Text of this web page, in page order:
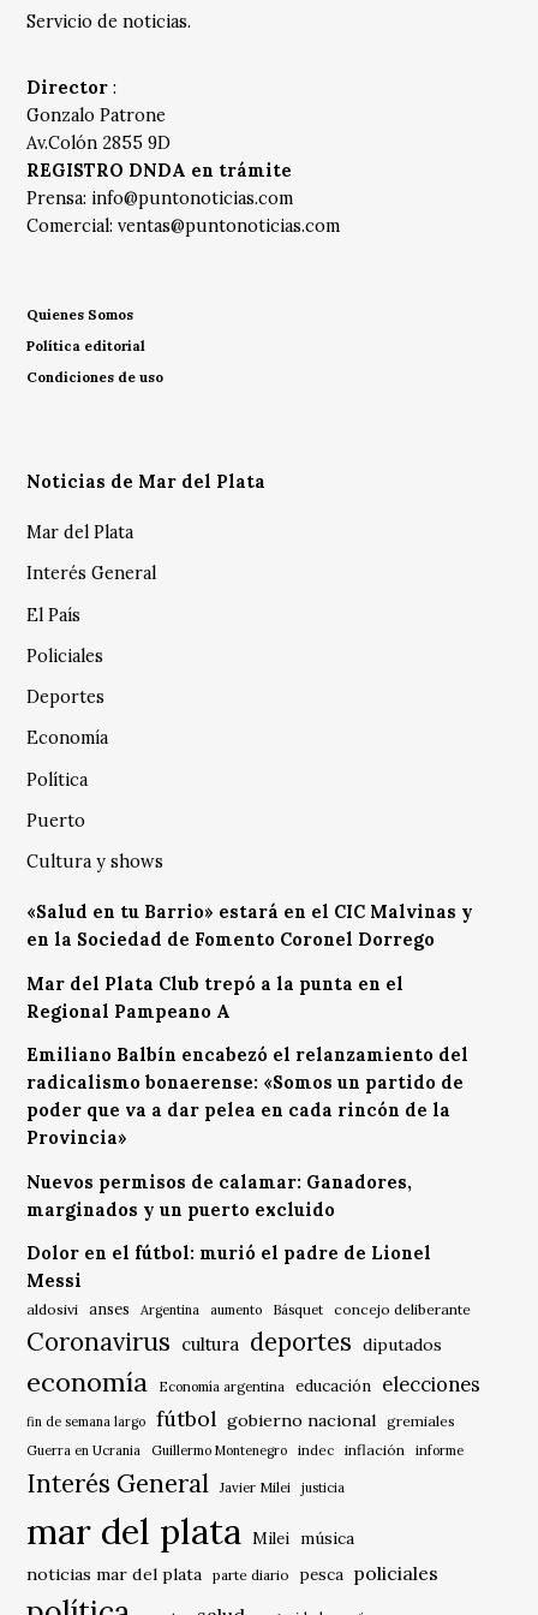
Servicio de noticias.
Director :
Gonzalo Patrone
Av.Colón 2855 9D
REGISTRO DNDA en trámite
Prensa: info@puntonoticias.com
Comercial:ventas@puntonoticias.com
Quienes Somos
Política editorial
Condiciones de uso
Noticias de Mar del Plata
Mar del Plata
Interés General
El País
Policiales
Deportes
Economía
Política
Puerto
Cultura y shows
«Salud en tu Barrio» estará en el CIC Malvinas y
en la Sociedad de Fomento Coronel Dorrego
Mar del Plata Club trepó a la punta en el
Regional Pampeano A
Emiliano Balbín encabezó el relanzamiento del
radicalismo bonaerense: «Somos un partido de
poder que va a dar pelea en cada rincón de la
Provincia»
Nuevos permisos de calamar: Ganadores,
marginados y un puerto excluido
Dolor en el fútbol: murió el padre de Lionel
Messi
aldosivi anses Argentina aumento Básquet concejo deliberante
Coronavirus cultura deportes diputados
economía Economía argentina educación elecciones
fin de semana largo fútbol gobierno nacional gremiales
Guerra en Ucrania Guillermo Montenegro indec inflación informe
Interés General Javier Milei justicia
mar del plata Milei música
noticias mar del plata
parte diario pesca policiales